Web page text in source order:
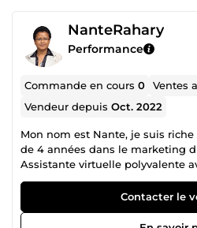
NanteRahary
Performance
Commande en cours0 Ventes
Vendeur depuisOct. 2022
Mon nom est Nante, je suis
de 4 années dans le marketing
Assistante virtuelle polyvalente
dans la gestion administrative,
transcription et le traitement de
compétences avérées en gestion
enrichissement de fiches
Contacter le